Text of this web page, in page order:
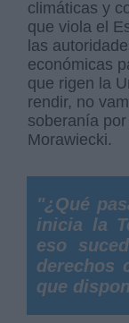
climáticas y
que viola el
las
económicas
que rigen la
rendir, no
soberanía
Morawiecki.
"¿Qué
inicia la
eso
derechos
que